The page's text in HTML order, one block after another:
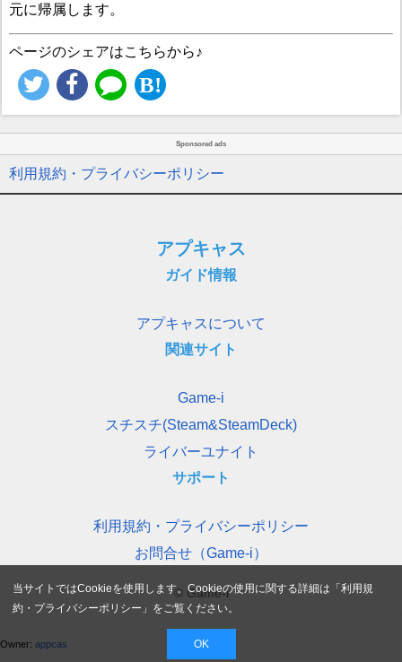
元に帰属します。
ページのシェアはこちらから♪
Sponsored ads
利用規約・プライバシーポリシー
アプキャス
ガイド情報
アプキャスについて
関連サイト
Game-i
スチスチ(Steam&SteamDeck)
ライバーユナイト
サポート
利用規約・プライバシーポリシー
お問合せ（Game-i）
© Game-i
Owner: appcas
当サイトではCookieを使用します。Cookieの使用に関する詳細は「利用規
約・プライバシーポリシー 」をご覧ください。
OK